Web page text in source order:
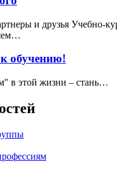
и друзья Учебно-
обучению!
в этой жизни – стань…